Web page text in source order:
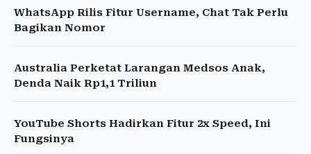
WhatsApp Rilis Fitur Username, Chat Tak Perlu
Bagikan Nomor
Australia Perketat Larangan Medsos Anak,
Denda Naik Rp1,1 Triliun
YouTube Shorts Hadirkan Fitur 2x Speed, Ini
Fungsinya